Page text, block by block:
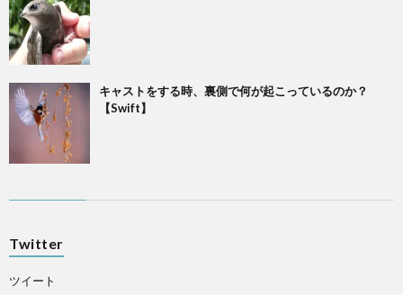
キャストをする時、裏側で何が起こっているのか？
【Swift】
Twitter
ツイート